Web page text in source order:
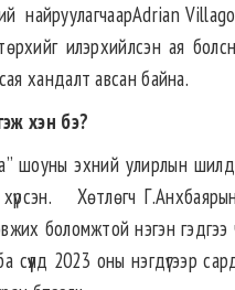
найруулагчаарAdrian
төрхийг илэрхийлсэн ая
хандалт авсан байна.
хэн бэ?
шоуны эхний улирлын
Хөтлөгч
боломжтой нэгэн
сүүлд 2023 оны нэгдүгээр